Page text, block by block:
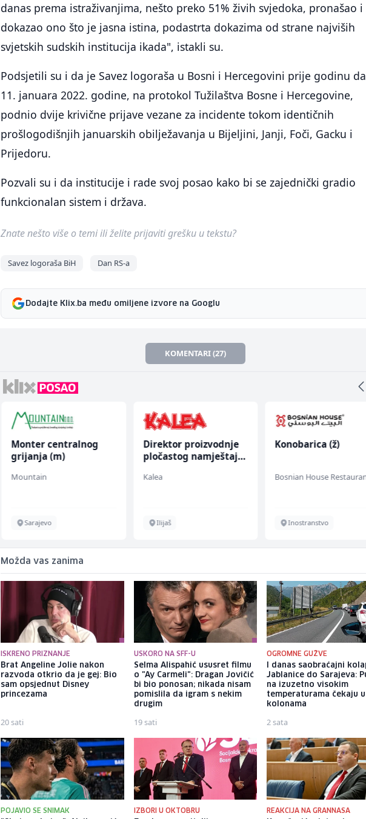
danas prema istraživanjima, nešto preko 51% živih svjedoka, pronašao i
dokazao ono što je jasna istina, podastrta dokazima od strane najviših
svjetskih sudskih institucija ikada", istakli su.
Podsjetili su i da je Savez logoraša u Bosni i Hercegovini prije godinu
11. januara 2022. godine, na protokol Tužilaštva Bosne i Hercegovine,
podnio dvije krivične prijave vezane za incidente tokom identičnih
prošlogodišnjih januarskih obilježavanja u Bijeljini, Janji, Foči, Gacku i
Prijedoru.
Pozvali su i da institucije i rade svoj posao kako bi se zajednički gradio
funkcionalan sistem i država.
Znate nešto više o temi ili želite prijaviti grešku u tekstu?
Savez logoraša BiH Dan RS-a
Dodajte Klix.ba među omiljene izvore na Googlu
KOMENTARI (27)
Monter centralnog
grijanja (m)
Mountain
Sarajevo
Direktor proizvodnje
pločastog namještaja
Kalea
Ilijaš
Konobarica (ž)
Bosnian House
Inostranstvo
Možda vas zanima
ISKRENO PRIZNANJE
Brat Angeline Jolie nakon
razvoda otkrio da je gej: Bio
sam opsjednut Disney
princezama
20 sati
USKORO NA SFF-U
Selma Alispahić ususret filmu
o "Ay Carmeli": Dragan Jovičić
bi bio ponosan; nikada nisam
pomislila da igram s nekim
drugim
19 sati
OGROMNE GUŽVE
I danas saobraćajni
Jablanice do Sarajeva:
na izuzetno visokim
temperaturama čekaju u
kolonama
2 sata
POJAVIO SE SNIMAK IZBORI U OKTOBRU REAKCIJA NA GRANNASA